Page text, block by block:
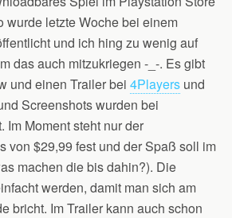
wurde letzte Woche bei einem
und ich hing zu wenig auf
das auch mitzukriegen -_-. Es gibt
und einen Trailer bei 4Players und
Screenshots wurden bei
Im Moment steht nur der
von $29,99 fest und der Spaß soll im
machen die bis dahin?). Die
werden, damit man sich am
bricht. Im Trailer kann auch schon